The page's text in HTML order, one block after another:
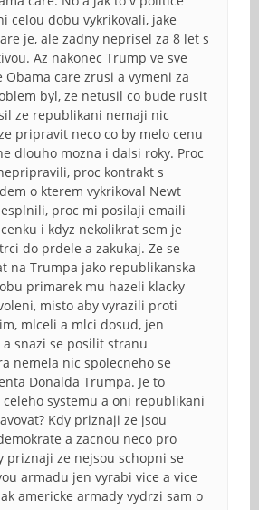
celou dobu vykrikovali, jake
je, ale zadny neprisel za 8 let s
Az nakonec Trump ve sve
Obama care zrusi a vymeni za
byl, ze netusil co bude rusit
ze republikani nemaji nic
pripravit neco co by melo cenu
dlouho mozna i dalsi roky. Proc
proc kontrakt s
o kterem vykrikoval Newt
proc mi posilaji emaili
i kdyz nekolikrat sem je
do prdele a zakukaj. Ze se
na Trumpa jako republikanska
primarek mu hazeli klacky
misto aby vyrazili proti
mlceli a mlci dosud, jen
snazi se posilit stranu
nemela nic spolecneho se
Donalda Trumpa. Je to
celeho systemu a oni republikani
Kdy priznaji ze jsou
a zacnou neco pro
priznaji ze nejsou schopni se
armadu jen vyrabi vice a vice
americke armady vydrzi sam o